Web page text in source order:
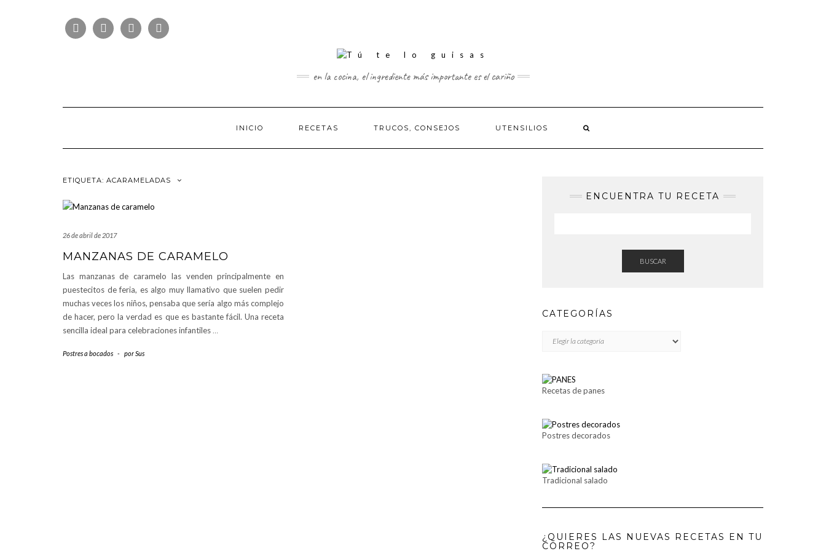
FOLLOW
US
FACEBOOKTWITTERPINTERESTINSTAGRAM
en la cocina, el ingrediente más importante es el cariño
INICIO RECETAS TRUCOS, CONSEJOS UTENSILIOS
ETIQUETA: ACARAMELADAS
26 de abril de 2017
MANZANAS DE CARAMELO
Las manzanas de caramelo las venden principalmente en
puestecitos de feria, es algo muy llamativo que suelen pedir
muchas veces los niños, pensaba que sería algo más complejo
de hacer, pero la verdad es que es bastante fácil. Una receta
sencilla ideal para celebraciones infantiles …
Postres a bocados - porSus
ENCUENTRA TU RECETA
BUSCAR
CATEGORÍAS
Recetas de panes
Postres decorados
Tradicional salado
¿QUIERES LAS NUEVAS RECETAS EN TU
CORREO?